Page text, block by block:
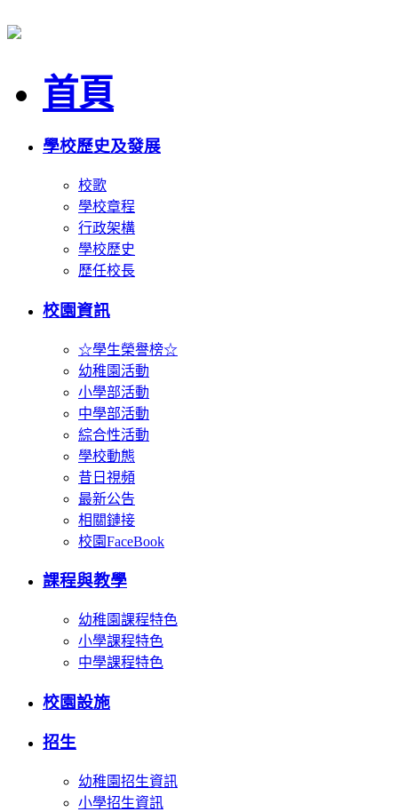
首頁
學校歷史及發展
校歌
學校章程
行政架構
學校歷史
歷任校長
校園資訊
☆學生榮譽榜☆
幼稚園活動
小學部活動
中學部活動
綜合性活動
學校動態
昔日視頻
最新公告
相關鏈接
校園FaceBook
課程與教學
幼稚園課程特色
小學課程特色
中學課程特色
校園設施
招生
幼稚園招生資訊
小學招生資訊